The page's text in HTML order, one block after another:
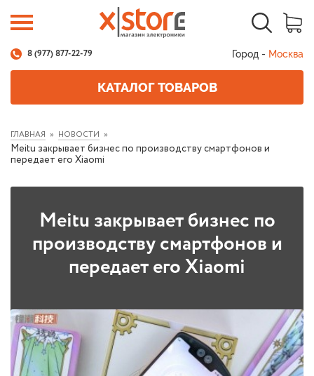
8 (977) 877-22-79 Город - Москва
КАТАЛОГ ТОВАРОВ
ГЛАВНАЯ НОВОСТИ
Meitu закрывает бизнес по производству смартфонов и
передает его Xiaomi
Meitu закрывает бизнес по
производству смартфонов и
передает его Xiaomi